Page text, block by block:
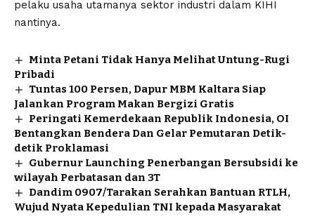
pelaku usaha utamanya sektor industri dalam KIHI
nantinya.
Minta Petani Tidak Hanya Melihat Untung-Rugi
Pribadi
Tuntas 100 Persen, Dapur MBM Kaltara Siap
Jalankan Program Makan Bergizi Gratis
Peringati Kemerdekaan Republik Indonesia, OI
Bentangkan Bendera Dan Gelar Pemutaran Detik-
detik Proklamasi
Gubernur Launching Penerbangan Bersubsidi ke
wilayah Perbatasan dan 3T
Dandim 0907/Tarakan Serahkan Bantuan RTLH,
Wujud Nyata Kepedulian TNI kepada Masyarakat